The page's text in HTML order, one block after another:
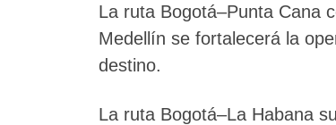
La ruta Bogotá–Punta Cana
Medellín se fortalecerá la
destino.
La ruta Bogotá–La Habana